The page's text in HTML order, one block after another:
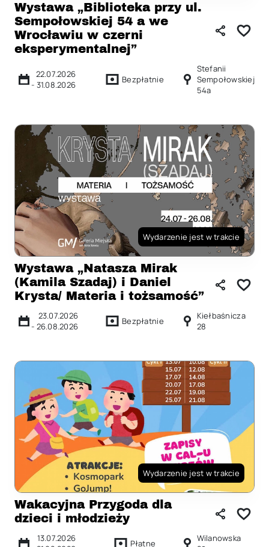
Wystawa „Biblioteka przy ul.
Sempołowskiej 54 a we
Wrocławiu w czerni
eksperymentalnej”
22.07.2026
- 31.08.2026 Bezpłatnie
Stefanii
Sempołowskiej
54a
Wydarzenie jest w trakcie
Wystawa „Natasza Mirak
(Kamila Szadaj) i Daniel
Krysta/ Materia i tożsamość”
23.07.2026
- 26.08.2026 Bezpłatnie
Kiełbaśnicza
28
Wydarzenie jest w trakcie
Wakacyjna Przygoda dla
dzieci i młodzieży
13.07.2026
Płatne
Wilanowska